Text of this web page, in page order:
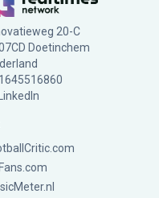
20-C
Doetinchem
LinkedIn